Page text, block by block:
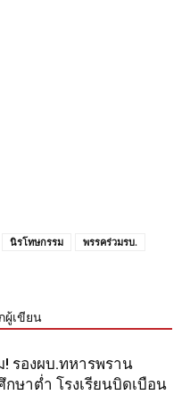
นิรโทษกรรม
พรรคร่วมรบ.
ผู้เขียน
รองผบ.ทหารพราน
ษาต่ำ โรงเรียนบิดเบือน